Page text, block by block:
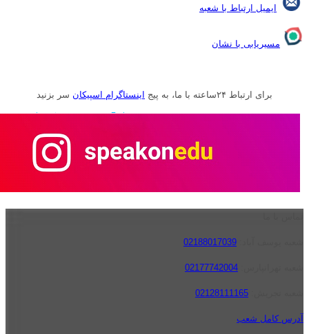
ایمیل ارتباط با شعبه
مسیریابی با نشان
برای ارتباط ۲۴ساعته با ما، به پیج اینستاگرام اسپیکان سر بزنید
02188017039
02177742004
02128111165
آدرس کامل شعب